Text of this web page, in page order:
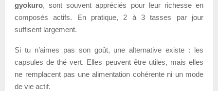
gyokuro, sont souvent appréciés pour leur richesse en
composés actifs. En pratique, 2 à 3 tasses par jour
suffisent largement.
Si tu n’aimes pas son goût, une alternative existe : les
capsules de thé vert. Elles peuvent être utiles, mais elles
ne remplacent pas une alimentation cohérente ni un mode
de vie actif.